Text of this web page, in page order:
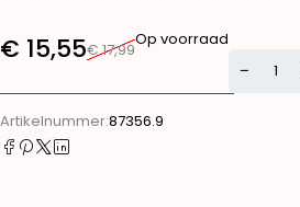
€17,99
€ 15,55 Op voorraad
Alternative:
Artikelnummer:87356.9